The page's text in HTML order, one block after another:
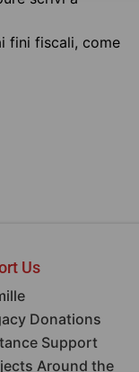
fini fiscali, come
La famiglia
Us
Donations
Support
Around the